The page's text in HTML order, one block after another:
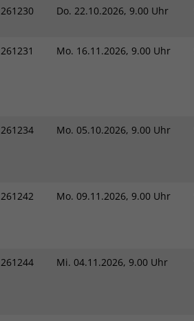
261230 Do. 22.10.2026, 9.00 Uhr
261231 Mo. 16.11.2026, 9.00 Uhr
261234 Mo. 05.10.2026, 9.00 Uhr
261242 Mo. 09.11.2026, 9.00 Uhr
261244 Mi. 04.11.2026, 9.00 Uhr